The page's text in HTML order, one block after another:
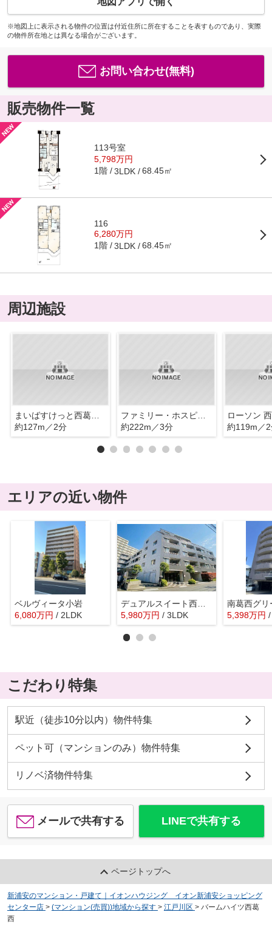
※地図上に表示される物件の位置は付近住所に所在することを表すものであり、実際
の物件所在地とは異なる場合がございます。
お問い合わせ(無料)
販売物件一覧
113号室
5,798万円
1階 3LDK 68.45㎡
116
6,280万円
1階 3LDK 68.45㎡
周辺施設
まいばすけっと西葛西3丁目
約127m／2分
ファミリー・ホスピス 西葛西ハウス
約222m／3分
ローソン
約119m／
エリアの近い物件
ベルヴィータ小岩
6,080万円 / 2LDK
デュアルスイート西葛西
5,980万円 / 3LDK 5,398万円
こだわり特集
駅近（徒歩10分以内）物件特集
ペット可（マンションのみ）物件特集
リノベ済物件特集
メールで共有する LINEで共有する
ページトップへ
新浦安のマンション・戸建て｜イオンハウジング イオン新浦安ショッピング
センター店 > (マンション(売買))地域から探す > 江戸川区 > バームハイツ西葛
西